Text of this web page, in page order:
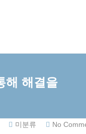
해 해결을
미분류 No